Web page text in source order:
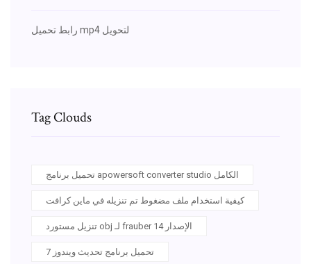
رابط تحميل mp4 لتحويل
Tag Clouds
تحميل برنامج apowersoft converter studio الكامل
كيفية استخدام ملف مضغوط تم تنزيله في ماين كرافت
تنزيل مستورد obj لـ frauber الإصدار 14
تحميل برنامج تحديث ويندوز 7